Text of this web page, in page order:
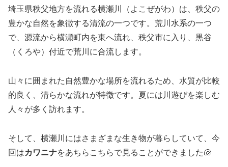
埼玉県秩父地方を流れる横瀬川（よこぜがわ）は、秩父の
豊かな自然を象徴する清流の一つです。荒川水系の一つ
で、源流から横瀬町内を東へ流れ、秩父市に入り、黒谷
（くろや）付近で荒川に合流します。
山々に囲まれた自然豊かな場所を流れるため、水質が比較
的良く、清らかな流れが特徴です。夏には川遊びを楽しむ
人々が多く訪れます。
そして、横瀬川にはさまざまな生き物が暮らしていて、今
回はカワニナをあちらこちらで見ることができました🐚